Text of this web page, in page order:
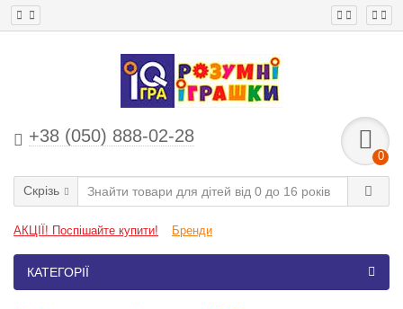
+38 (050) 888-02-28
0
Скрізь
АКЦІЇ! Поспішайте купити! Бренди
КАТЕГОРІЇ